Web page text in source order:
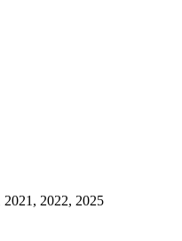
2021, 2022, 2025